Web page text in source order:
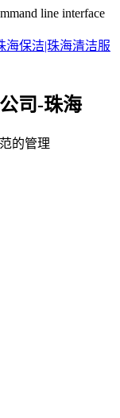
line interface
司-珠海
的管理